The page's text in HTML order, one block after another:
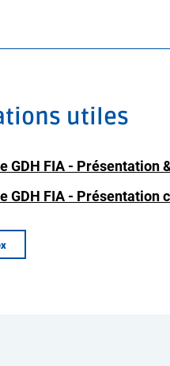
utiles
GDH FIA - Présentation
GDH FIA - Présentation